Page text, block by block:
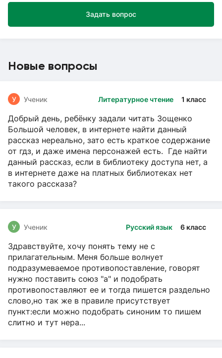
Задать вопрос
Новые вопросы
Литературное чтение 1 класс
У Ученик
Добрый день, ребёнку задали читать Зощенко
Большой человек, в интернете найти данный
рассказ нереально, зато есть краткое содержание
от гдз, и даже имена персонажей есть. Где найти
данный рассказ, если в библиотеку доступа нет, а
в интернете даже на платных библиотеках нет
такого рассказа?
Русский язык 6 класс
У Ученик
Здравствуйте, хочу понять тему не с
прилагательным. Меня больше волнует
подразумеваемое противопоставление, говорят
нужно поставить союз "а" и подобрать
противопоставляют ее и тогда пишется раздельно
слово,но так же в правиле присутствует
пункт:если можно подобрать синоним то пишем
слитно и тут нера...